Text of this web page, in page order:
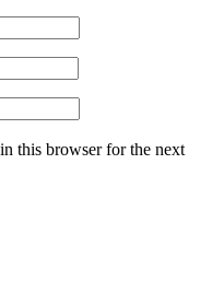
this browser for the next